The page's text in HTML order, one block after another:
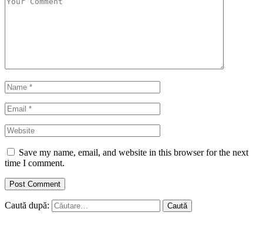
Save my name, email, and website in this browser for the next
time I comment.
Caută după: